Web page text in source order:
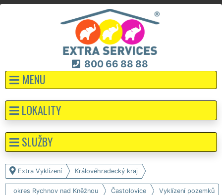
800 66 88 88
MENU
Extra Vyklízení Královéhradecký kraj
okres Rychnov nad Kněžnou Častolovice Vyklízení pozemků
LOKALITY
SLUŽBY